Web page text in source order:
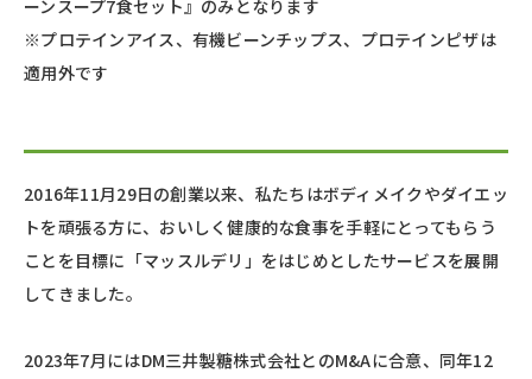
ーンスープ7食セット』のみとなります
※プロテインアイス、有機ビーンチップス、プロテインピザは
適用外です
2016年11月29日の創業以来、私たちはボディメイクやダイエッ
トを頑張る方に、おいしく健康的な食事を手軽にとってもらう
ことを目標に「マッスルデリ」をはじめとしたサービスを展開
してきました。
2023年7月にはDM三井製糖株式会社とのM&Aに合意、同年12